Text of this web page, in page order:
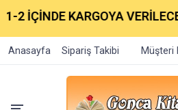
KARGOYA
Anasayfa Sipariş Takibi Müşteri